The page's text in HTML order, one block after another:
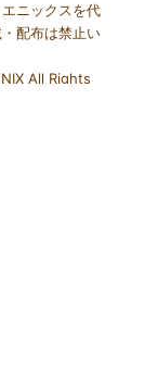
ニックスを代
配布は禁止い
All Rights